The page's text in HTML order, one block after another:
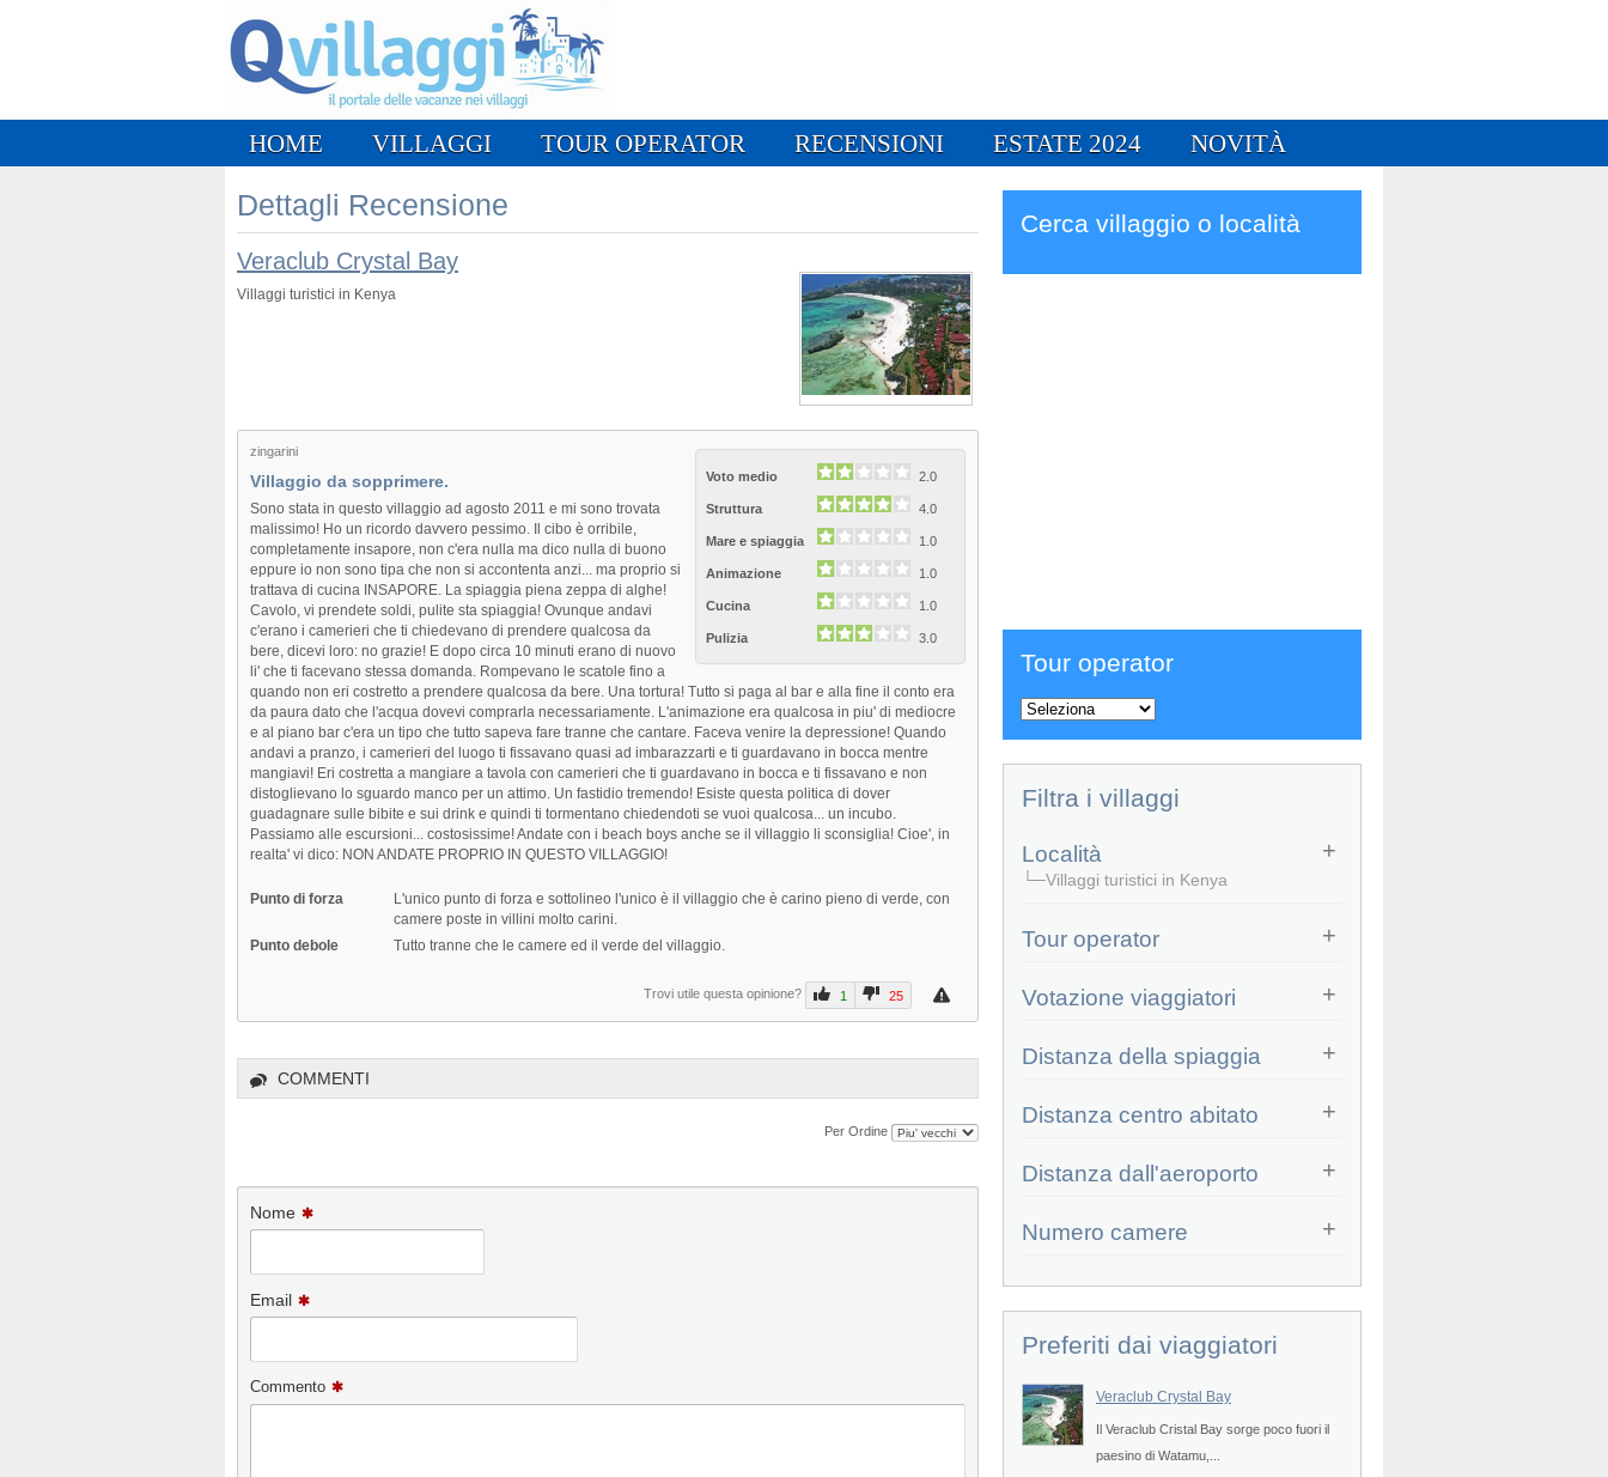
HOME VILLAGGI TOUR OPERATOR RECENSIONI ESTATE 2024 NOVITÀ
Dettagli Recensione
Veraclub Crystal Bay
Villaggi turistici in Kenya
zingarini
Voto medio
2.0
Struttura 4.0
Mare e spiaggia 1.0
Animazione 1.0
Cucina 1.0
Pulizia 3.0
Villaggio da sopprimere.
Sono stata in questo villaggio ad agosto 2011 e mi sono trovata
malissimo! Ho un ricordo davvero pessimo. Il cibo è orribile,
completamente insapore, non c'era nulla ma dico nulla di buono
eppure io non sono tipa che non si accontenta anzi... ma proprio si
trattava di cucina INSAPORE. La spiaggia piena zeppa di alghe!
Cavolo, vi prendete soldi, pulite sta spiaggia! Ovunque andavi
c'erano i camerieri che ti chiedevano di prendere qualcosa da
bere, dicevi loro: no grazie! E dopo circa 10 minuti erano di nuovo
li' che ti facevano stessa domanda. Rompevano le scatole fino a
quando non eri costretto a prendere qualcosa da bere. Una tortura! Tutto si paga al bar e alla fine il conto era
da paura dato che l'acqua dovevi comprarla necessariamente. L'animazione era qualcosa in piu' di mediocre
e al piano bar c'era un tipo che tutto sapeva fare tranne che cantare. Faceva venire la depressione! Quando
andavi a pranzo, i camerieri del luogo ti fissavano quasi ad imbarazzarti e ti guardavano in bocca mentre
mangiavi! Eri costretta a mangiare a tavola con camerieri che ti guardavano in bocca e ti fissavano e non
distoglievano lo sguardo manco per un attimo. Un fastidio tremendo! Esiste questa politica di dover
guadagnare sulle bibite e sui drink e quindi ti tormentano chiedendoti se vuoi qualcosa... un incubo.
Passiamo alle escursioni... costosissime! Andate con i beach boys anche se il villaggio li sconsiglia! Cioe', in
realta' vi dico: NON ANDATE PROPRIO IN QUESTO VILLAGGIO!
Punto di forza
L'unico punto di forza e sottolineo l'unico è il villaggio che è carino pieno di verde, con
camere poste in villini molto carini.
Punto debole
Tutto tranne che le camere ed il verde del villaggio.
Trovi utile questa opinione? 1 25
COMMENTI
Per Ordine
Nome
Email
Commento
Cerca villaggio o località
Tour operator
Filtra i villaggi
Località
└─Villaggi turistici in Kenya
Tour operator
Votazione viaggiatori
Distanza della spiaggia
Distanza centro abitato
Distanza dall'aeroporto
Numero camere
Preferiti dai viaggiatori
Veraclub Crystal Bay
Il Veraclub Cristal Bay sorge poco fuori il
paesino di Watamu,...